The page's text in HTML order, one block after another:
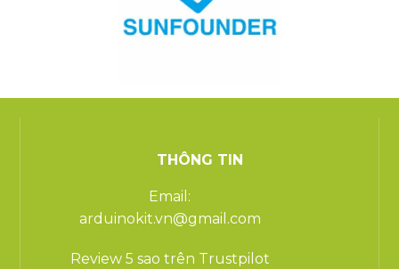
THÔNG TIN
Email:
arduinokit.vn@gmail.com
Review 5 sao trên Trustpilot